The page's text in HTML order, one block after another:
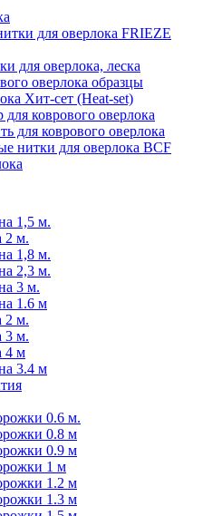
для оверлока FRIEZE
для оверлока, леска
оверлока образцы
Хит-сет (Heat-set)
коврового оверлока
для коврового оверлока
нитки для оверлока BCF
1,5 м.
2 м.
1,8 м.
2,3 м.
3 м.
1.6 м
2 м.
3 м.
4 м
3.4 м
0.6 м.
0.8 м
0.9 м
1 м
1.2 м
1.3 м